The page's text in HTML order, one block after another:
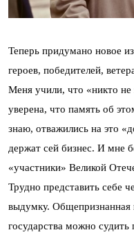
Теперь придумано новое
героев, победителей,
Меня учили, что «никто
уверена, что память об
знаю, отважились на это
держат сей бизнес. И мне
«участники» Великой
Трудно представить себе
выдумку.
государства можно судить